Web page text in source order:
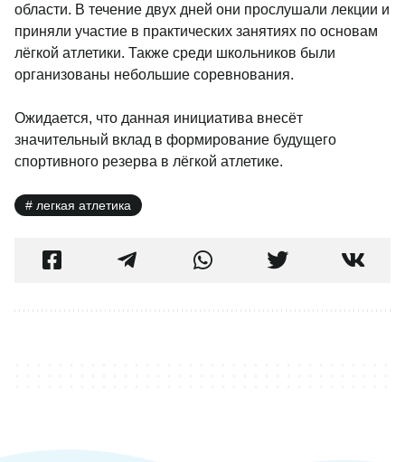
области. В течение двух дней они прослушали лекции и
приняли участие в практических занятиях по основам
лёгкой атлетики. Также среди школьников были
организованы небольшие соревнования.
Ожидается, что данная инициатива внесёт
значительный вклад в формирование будущего
спортивного резерва в лёгкой атлетике.
легкая атлетика